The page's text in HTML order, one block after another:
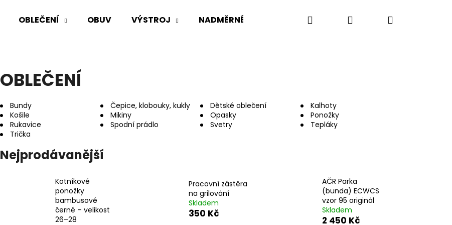
OBLEČENÍ OBUV VÝSTROJ NADMĚRNÉ VELIKOSTI BW BA US ARMY
Hledat PřihlášeníNákupní
OBLEČENÍ
Bundy Čepice, klobouky, kukly Dětské oblečení
Kalhoty
Košile
Mikiny Opasky
Ponožky
Rukavice
Spodní prádlo Svetry
Tepláky
Trička
Nejprodávanější
Kotníkové
ponožky
bambusové
černé – velikost
26–28
Pracovní zástěra
na grilování
Skladem
350 Kč
AČR Parka
(bunda) ECWCS
vzor 95 originál
Skladem
2 450 Kč
AČR HODNOSTNÍ ODZNAK PECKA
AČR TAKTICKÁ KOŠILE UBACS VZOR 95